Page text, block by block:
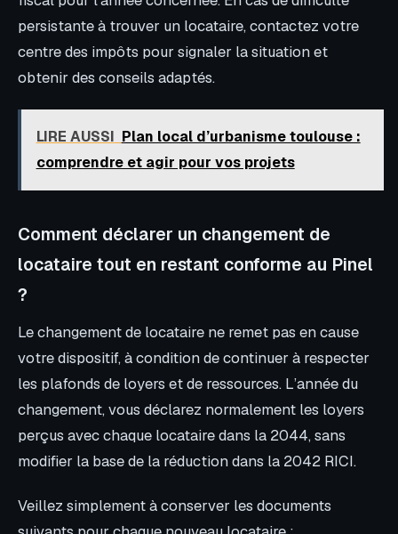
persistante à trouver un locataire, contactez votre
centre des impôts pour signaler la situation et
obtenir des conseils adaptés.
LIRE AUSSI Plan local d’urbanisme toulouse :
comprendre et agir pour vos projets
Comment déclarer un changement de
locataire tout en restant conforme au Pinel
?
Le changement de locataire ne remet pas en cause
votre dispositif, à condition de continuer à respecter
les plafonds de loyers et de ressources. L’année du
changement, vous déclarez normalement les loyers
perçus avec chaque locataire dans la 2044, sans
modifier la base de la réduction dans la 2042 RICI.
Veillez simplement à conserver les documents